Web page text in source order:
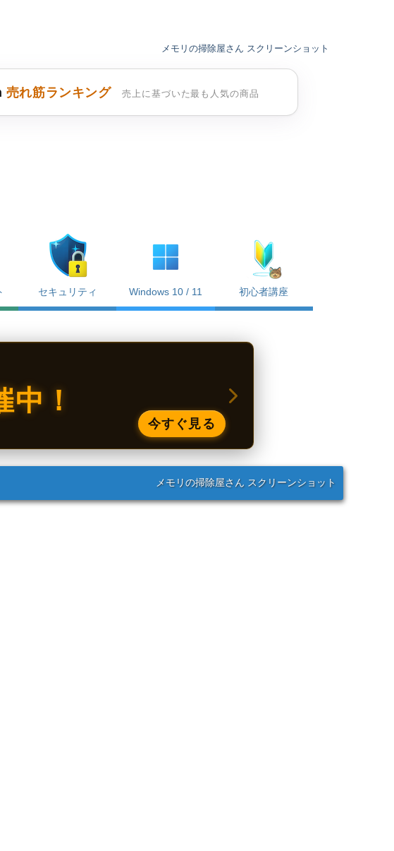
メモリの掃除屋さん スクリーンショット
売れ筋ランキング 売上に基づいた最も人気の商品
セキュリティ Windows 10 / 11 初心者講座
！
今すぐ見る
メモリの掃除屋さん スクリーンショット